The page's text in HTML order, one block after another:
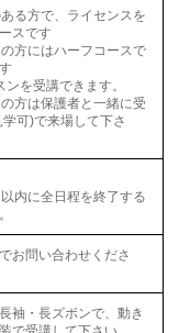
る方で、ライセンスを
スです
方にはハーフコースで
を受講できます。
方は保護者と一緒に受
可)で来場して下さ
内に全日程を終了する
お問い合わせくださ
袖・長ズボンで、動き